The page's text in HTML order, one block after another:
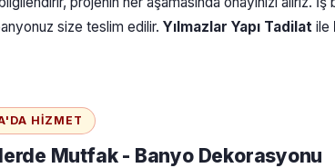
size teslim edilir. Yılmazlar Yapı Tadilat ile
HIZMET
Mutfak - Banyo Dekorasyonu